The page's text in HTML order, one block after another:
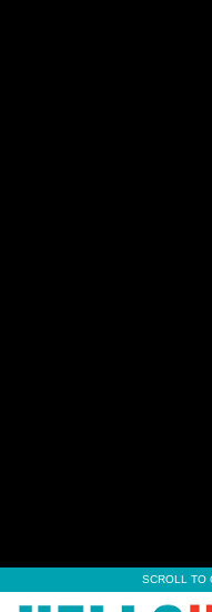
SCROLL TO